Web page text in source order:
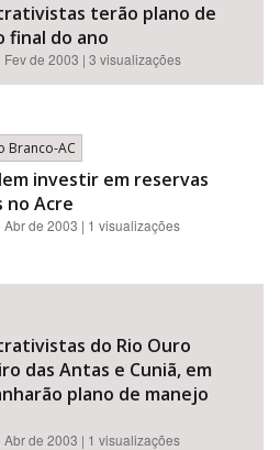
terão plano de
final do ano
de 2003 | 3 visualizações
Branco-AC
investir em reservas
Acre
de 2003 | 1 visualizações
do Rio Ouro
das Antas e Cuniã, em
plano de manejo
de 2003 | 1 visualizações